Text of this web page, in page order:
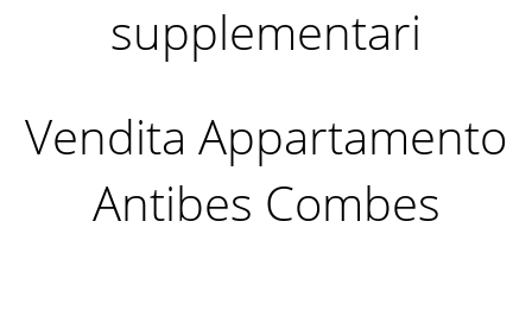
supplementari
Vendita Appartamento
Antibes Combes